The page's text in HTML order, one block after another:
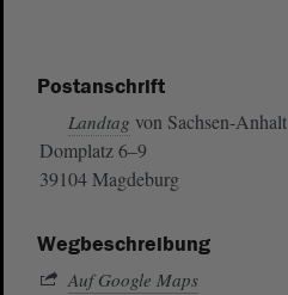
Postanschrift
Landtag von Sachsen-Anhalt
Domplatz 6–9
39104 Magdeburg
Wegbeschreibung
Auf Google Maps